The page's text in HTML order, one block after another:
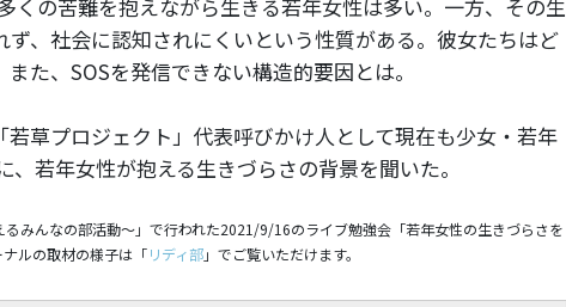
の苦難を抱えながら生きる若年女性は多い。一方、その生
、社会に認知されにくいという性質がある。彼女たちはど
た、SOSを発信できない構造的要因とは。
草プロジェクト」代表呼びかけ人として現在も少女・若年
若年女性が抱える生きづらさの背景を聞いた。
みんなの部活動〜」で行われた2021/9/16のライブ勉強会「若年女性の生きづらさを
ルの取材の様子は「リディ部」でご覧いただけます。